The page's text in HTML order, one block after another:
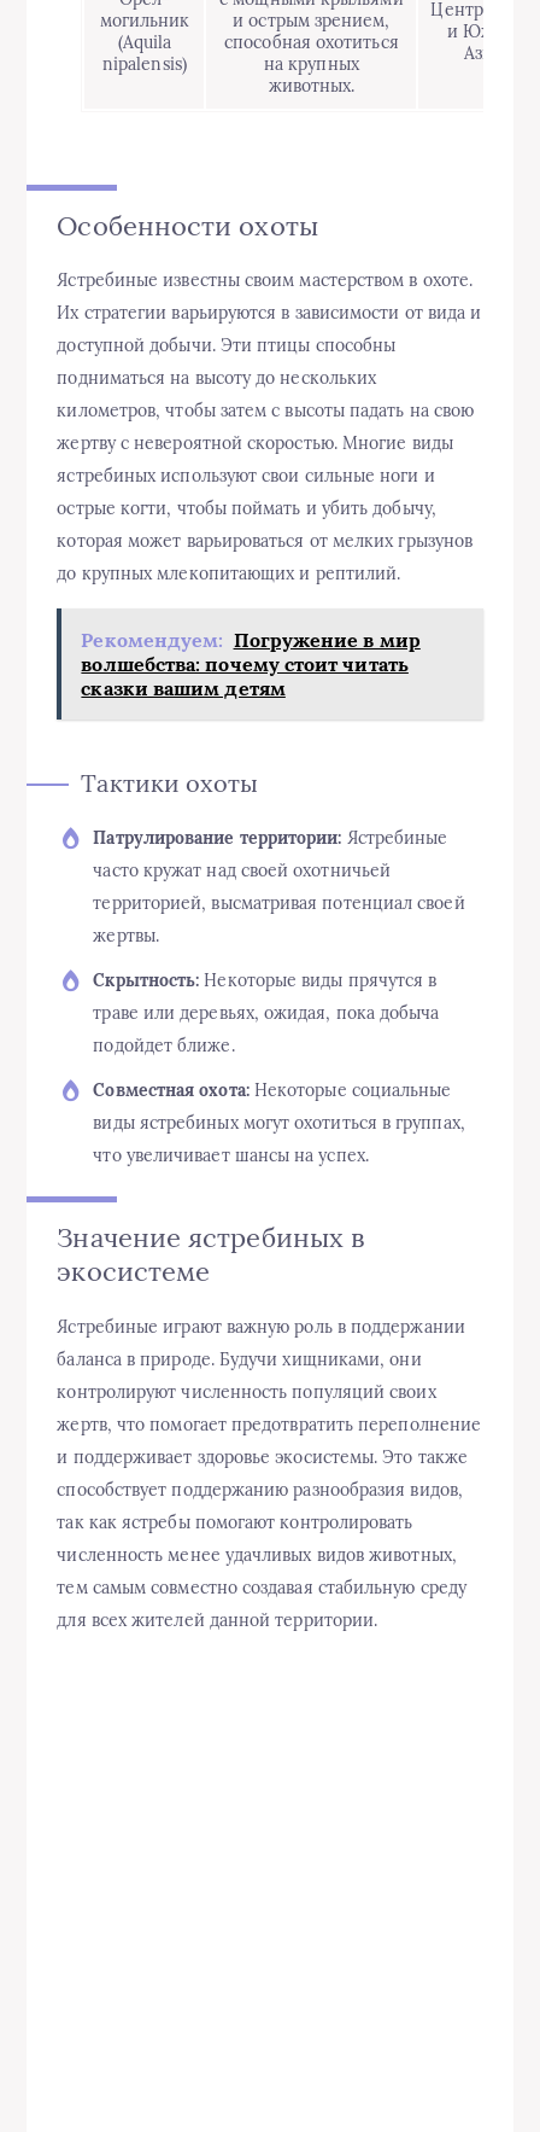
могильник
(Aquila
nipalensis)
и острым зрением,
способная охотиться
на крупных
животных.
Центральная
и Южная
Азия.
Особенности охоты
Ястребиные известны своим мастерством в охоте.
Их стратегии варьируются в зависимости от вида и
доступной добычи. Эти птицы способны
подниматься на высоту до нескольких
километров, чтобы затем с высоты падать на свою
жертву с невероятной скоростью. Многие виды
ястребиных используют свои сильные ноги и
острые когти, чтобы поймать и убить добычу,
которая может варьироваться от мелких грызунов
до крупных млекопитающих и рептилий.
Рекомендуем: Погружение в мир
волшебства: почему стоит читать
сказки вашим детям
Тактики охоты
Патрулирование территории: Ястребиные
часто кружат над своей охотничьей
территорией, высматривая потенциал своей
жертвы.
Скрытность: Некоторые виды прячутся в
траве или деревьях, ожидая, пока добыча
подойдет ближе.
Совместная охота:Некоторые социальные
виды ястребиных могут охотиться в группах,
что увеличивает шансы на успех.
Значение ястребиных в
экосистеме
Ястребиные играют важную роль в поддержании
баланса в природе. Будучи хищниками, они
контролируют численность популяций своих
жертв, что помогает предотвратить переполнение
и поддерживает здоровье экосистемы. Это также
способствует поддержанию разнообразия видов,
так как ястребы помогают контролировать
численность менее удачливых видов животных,
тем самым совместно создавая стабильную среду
для всех жителей данной территории.